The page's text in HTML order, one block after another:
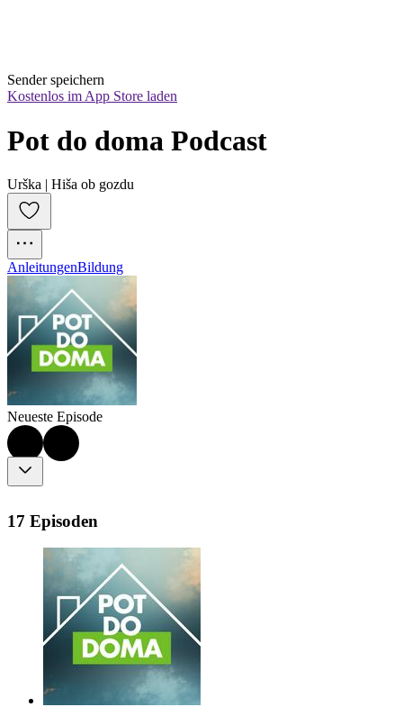
Sender speichern
Kostenlos im App Store laden
Pot do doma Podcast
Urška | Hiša ob gozdu
AnleitungenBildung
Neueste Episode
17 Episoden